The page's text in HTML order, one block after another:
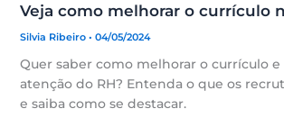
Veja como melhorar o currículo
Silvia Ribeiro • 04/05/2024
Quer saber como melhorar o currículo e
atenção do RH? Entenda o que os
e saiba como se destacar.